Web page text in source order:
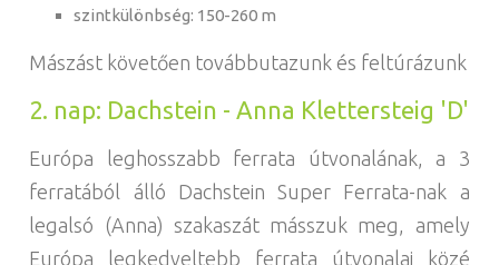
szintkülönbség: 150-260 m
Mászást követően továbbutazunk és feltúrázunk
2. nap: Dachstein - Anna Klettersteig 'D'
Európa leghosszabb ferrata útvonalának, a 3
ferratából álló Dachstein Super Ferrata-nak a
legalsó (Anna) szakaszát másszuk meg, amely
Európa legkedveltebb ferrata útvonalai közé